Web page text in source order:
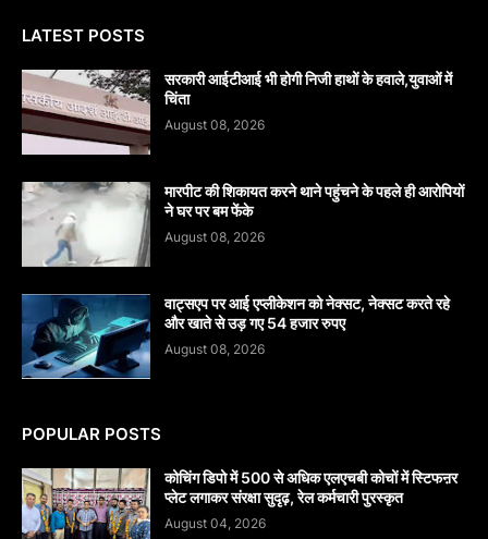
LATEST POSTS
सरकारी आईटीआई भी होगी निजी हाथों के हवाले,युवाओं में
चिंता
August 08, 2026
मारपीट की शिकायत करने थाने पहुंचने के पहले ही आरोपियों
ने घर पर बम फेंके
August 08, 2026
वाट्सएप पर आई एप्लीकेशन को नेक्सट, नेक्सट करते रहे
और खाते से उड़ गए 54 हजार रुपए
August 08, 2026
POPULAR POSTS
कोचिंग डिपो में 500 से अधिक एलएचबी कोचों में स्टिफऩर
प्लेट लगाकर संरक्षा सुदृढ़, रेल कर्मचारी पुरस्कृत
August 04, 2026